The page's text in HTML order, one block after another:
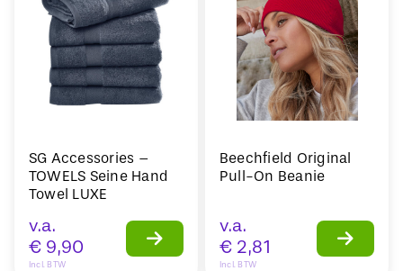
SG Accessories –
TOWELS Seine Hand
Towel LUXE
v.a.
€ 9,90
Incl. BTW
Beechfield Original
Pull-On Beanie
v.a.
€ 2,81
Incl. BTW